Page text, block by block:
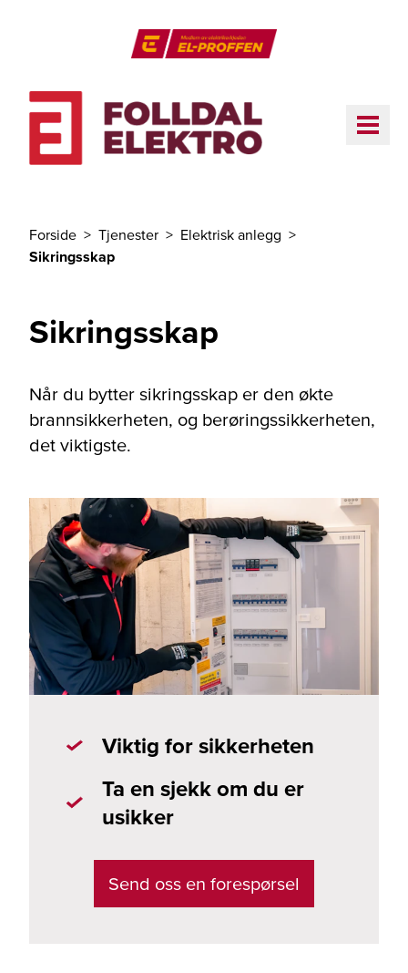
Du er her
Forside Tjenester
Elektrisk anlegg
Sikringsskap
Sikringsskap
Når du bytter sikringsskap er den økte
brannsikkerheten, og berøringssikkerheten,
det viktigste.
Viktig for sikkerheten
Ta en sjekk om du er
usikker
Send oss en forespørsel